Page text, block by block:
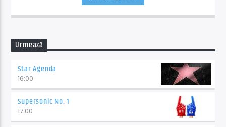
Urmează
Star Agenda
16:00
Supersonic No. 1
17:00